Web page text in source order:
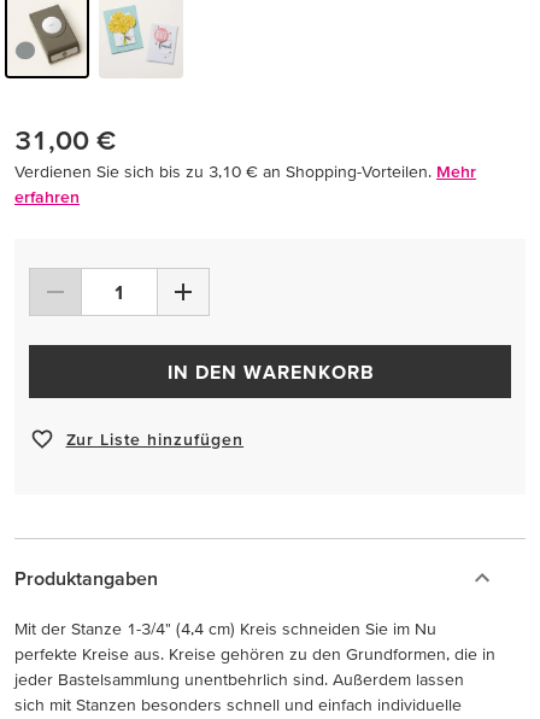
31,00 €
Verdienen Sie sich bis zu 3,10 € an Shopping-Vorteilen. Mehr
erfahren
IN DEN WARENKORB
Zur Liste hinzufügen
Produktangaben
Mit der Stanze 1-3/4" (4,4 cm) Kreis schneiden Sie im Nu
perfekte Kreise aus. Kreise gehören zu den Grundformen, die in
jeder Bastelsammlung unentbehrlich sind. Außerdem lassen
sich mit Stanzen besonders schnell und einfach individuelle